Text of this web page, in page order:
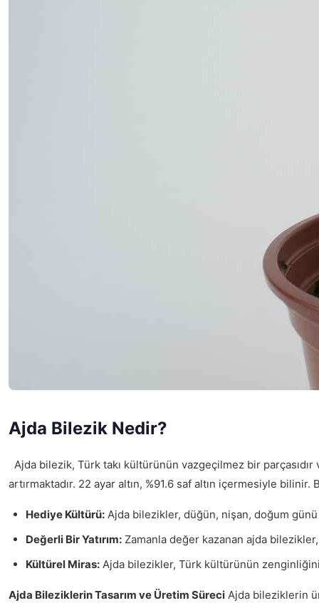
Ajda Bilezik Nedir?
Ajda bilezik, Türk takı kültürünün vazgeçilmez bir
artırmaktadır. 22 ayar altın, %91.6 saf altın içermesiyle
Hediye Kültürü: Ajda bilezikler, düğün, nişan, doğum
Değerli Bir Yatırım: Zamanla değer kazanan ajda
Kültürel Miras: Ajda bilezikler, Türk kültürünün
Ajda Bileziklerin Tasarım ve Üretim Süreci Ajda bileziklerin